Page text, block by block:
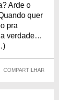
Arde o
quer
pra
a verdade…
COMPARTILHAR